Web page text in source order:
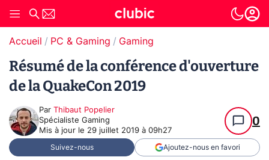
Accueil PC & Gaming Gaming
Résumé de la conférence d'ouverture
de la QuakeCon 2019
Par Thibaut Popelier
Spécialiste Gaming
Mis à jour le 29 juillet 2019 à 09h27
0
Suivez-nous Ajoutez-nous en favori